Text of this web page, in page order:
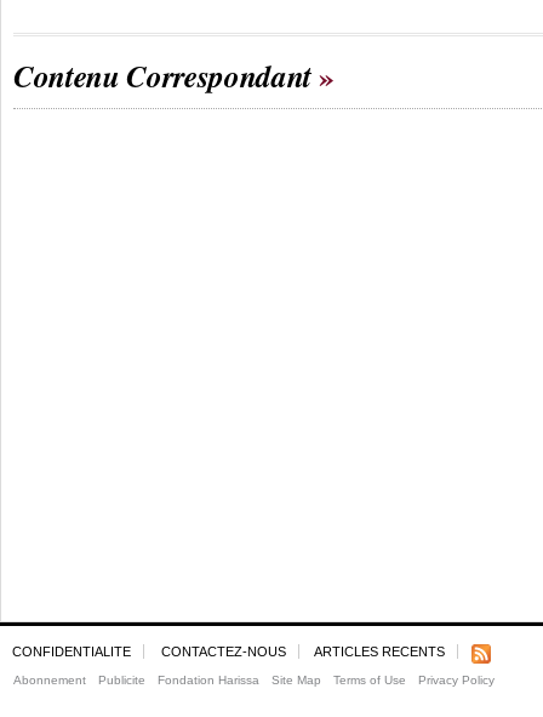
Contenu Correspondant
CONFIDENTIALITE CONTACTEZ-NOUS ARTICLES RECENTS
Abonnement Publicite Fondation Harissa Site Map Terms of Use Privacy Policy